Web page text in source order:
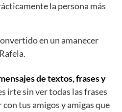
la persona más
en un amanecer
de textos, frases y
irte sin ver todas las frases
tus amigos y amigas que